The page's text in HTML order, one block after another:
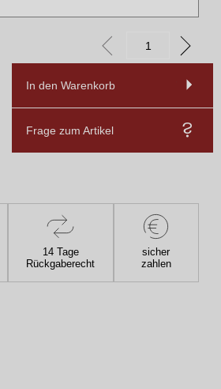
In den Warenkorb
Frage zum Artikel
14 Tage
Rückgaberecht
sicher
zahlen